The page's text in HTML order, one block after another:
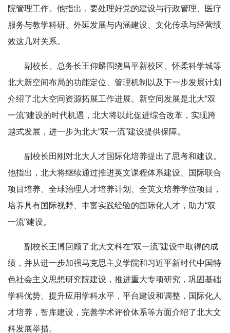
院管理工作。他指出，要处理好党的建设与行政管理、医疗
服务与教学科研、外延发展与内涵建设、文化传承与经营绩
效这几对关系。
副校长、总务长王仰麟围绕昌平新校区、怀柔科学城等
北大新空间布局的功能定位、管理机制以及下一步发展计划
介绍了北大空间资源拓展工作进展。新空间发展是北大“双
一流”建设的时代机遇，北大将以此促进综合改革，实现跨
越式发展，进一步为北大“双一流”建设提供保障。
副校长田刚对北大人才国际化培养提出了思考和建议。
他指出，北大将继续通过推进英文课程体系建设、国际联合
项目培养、全球治理人才培养计划、全英文培养学位项目，
培养具有国际视野、丰富实践经验的国际化人才，助力“双
一流”建设。
副校长王博回顾了北大文科在“双一流”建设中取得的成
绩，并从进一步加强马克思主义学院和习近平新时代中国特
色社会主义思想研究院建设，推进重大专项研究，巩固基础
学科优势、提升应用学科水平，平台建设和调整，国际化人
才培养，智库建设，完善学术评价体系等方面介绍了北大文
科发展举措。